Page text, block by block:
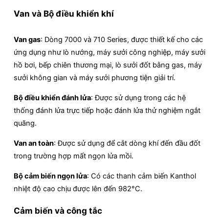
Van và Bộ điều khiển khí
Van gas: Dòng 7000 và 710 Series, được thiết kế cho các
ứng dụng như lò nướng, máy sưởi công nghiệp, máy sưởi
hồ bơi, bếp chiên thương mại, lò sưởi đốt bằng gas, máy
sưởi không gian và máy sưởi phương tiện giải trí.
Bộ điều khiển đánh lửa: Được sử dụng trong các hệ
thống đánh lửa trực tiếp hoặc đánh lửa thử nghiệm ngắt
quãng.
Van an toàn: Được sử dụng để cắt dòng khí đến đầu đốt
trong trường hợp mất ngọn lửa mồi.
Bộ cảm biến ngọn lửa: Có các thanh cảm biến Kanthol
nhiệt độ cao chịu được lên đến 982°C.
Cảm biến và công tắc